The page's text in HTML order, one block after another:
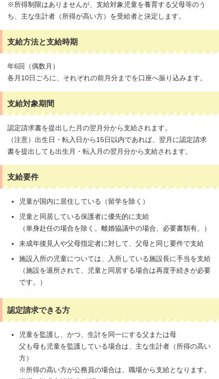
※所得制限はありませんが、支給対象児童を養育する父母等のう
ち、主な生計者（所得が高い方）を受給者と決定します。
支給方法と支給時期
年6回（偶数月）
各月10日ごろに、それぞれの前月分までを口座へ振り込みます。
支給対象期間
認定請求書を提出した月の翌月分から支給されます。
（注意）出生日・転入日から15日以内であれば、翌月に認定請求
書を提出しても出生月・転入月の翌月分から支給されます。
支給要件
児童が国内に居住している（留学を除く）
児童と同居している保護者に優先的に支給
（単身赴任の場合を除く。離婚協議中の場合、必要書類有。）
未成年後見人や父母指定者に対して、父母と同じ要件で支給
施設入所の児童については、入所している施設長に手当を支給
（施設を退所されて、児童と同居する場合は再度手続きが必要
です。）
認定請求できる方
児童を監護し、かつ、生計を同一にする父または母
父も母も児童を監護している場合は、主な生計者（所得の高い
方）
※所得の高い方が公務員の場合は、職場から支給となります。